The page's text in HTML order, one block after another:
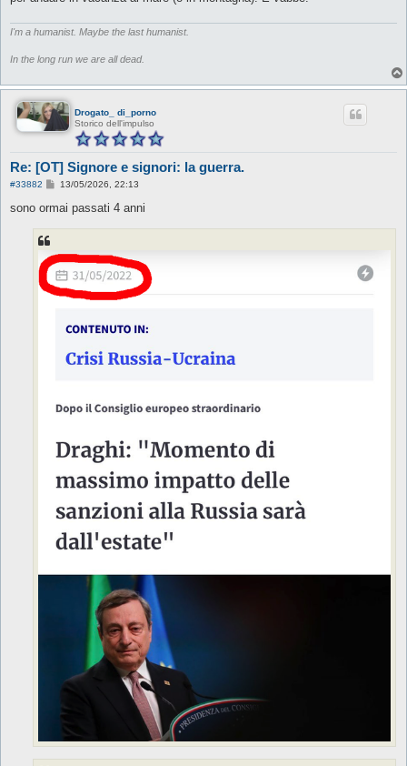
I'm a humanist. Maybe the last humanist.
In the long run we are all dead.
Drogato_ di_porno
Storico dell'impulso
Re: [OT] Signore e signori: la guerra.
#33882
M
s
a
i
o
13/05/2026, 22:13
sono ormai passati 4 anni